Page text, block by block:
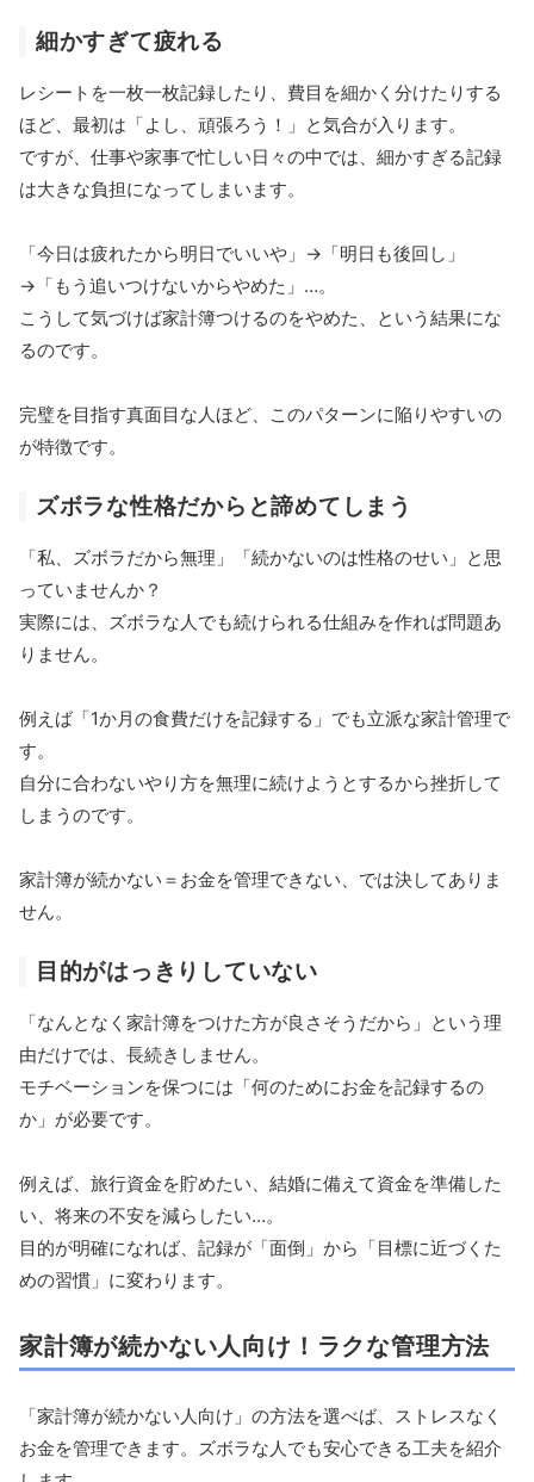
細かすぎて疲れる
レシートを一枚一枚記録したり、費目を細かく分けたりする
ほど、最初は「よし、頑張ろう！」と気合が入ります。
ですが、仕事や家事で忙しい日々の中では、細かすぎる記録
は大きな負担になってしまいます。
「今日は疲れたから明日でいいや」→「明日も後回し」
→「もう追いつけないからやめた」…。
こうして気づけば家計簿つけるのをやめた、という結果にな
るのです。
完璧を目指す真面目な人ほど、このパターンに陥りやすいの
が特徴です。
ズボラな性格だからと諦めてしまう
「私、ズボラだから無理」「続かないのは性格のせい」と思
っていませんか？
実際には、ズボラな人でも続けられる仕組みを作れば問題あ
りません。
例えば「1か月の食費だけを記録する」でも立派な家計管理で
す。
自分に合わないやり方を無理に続けようとするから挫折して
しまうのです。
家計簿が続かない＝お金を管理できない、では決してありま
せん。
目的がはっきりしていない
「なんとなく家計簿をつけた方が良さそうだから」という理
由だけでは、長続きしません。
モチベーションを保つには「何のためにお金を記録するの
か」が必要です。
例えば、旅行資金を貯めたい、結婚に備えて資金を準備した
い、将来の不安を減らしたい…。
目的が明確になれば、記録が「面倒」から「目標に近づくた
めの習慣」に変わります。
家計簿が続かない人向け！ラクな管理方法
「家計簿が続かない人向け」の方法を選べば、ストレスなく
お金を管理できます。ズボラな人でも安心できる工夫を紹介